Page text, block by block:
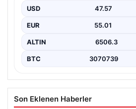
Trabzonspor, uzun süredir yoğun
…
USD 47.57
EUR 55.01
ALTIN 6506.3
BTC 3070739
Son Eklenen Haberler